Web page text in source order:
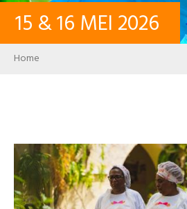
15 &16 MEI 2026
Breadcrumb
Home